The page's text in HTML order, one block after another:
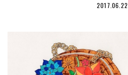
2017.06.22